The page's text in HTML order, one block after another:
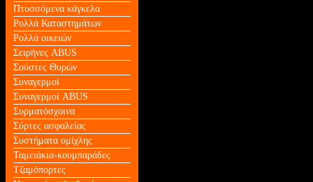
Πτυσσόμενα κάγκελα
Ρολλά Καταστημάτων
Ρολλά οικειών
Σειρήνες ABUS
Σούστες Θυρών
Συναγερμοί
Συναγερμοί ABUS
Συρματόσχοινα
Σύρτες ασφαλείας
Συστήματα ομίχλης
Ταμειάκια-κουμπαράδες
Τζαμόπορτες